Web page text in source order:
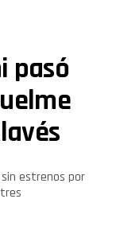
pasó
estrenos por